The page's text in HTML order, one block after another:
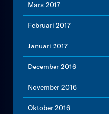
Mars 2017
Februari 2017
Januari 2017
December 2016
November 2016
Oktober 2016